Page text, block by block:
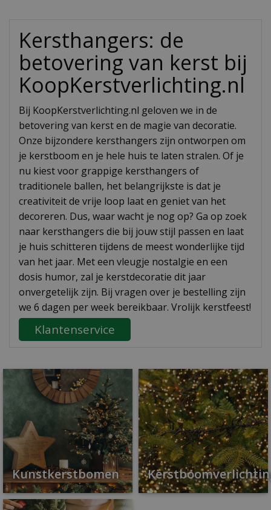
Kersthangers: de
betovering van kerst bij
KoopKerstverlichting.nl
Bij KoopKerstverlichting.nl geloven we in de
betovering van kerst en de magie van decoratie.
Onze bijzondere kersthangers zijn ontworpen om
je kerstboom en je hele huis te laten stralen. Of je
nu kiest voor grappige kersthangers of
traditionele ballen, het belangrijkste is dat je
creativiteit de vrije loop laat en geniet van het
decoreren. Dus, waar wacht je nog op? Ga op zoek
naar kersthangers die bij jouw stijl passen en laat
je huis schitteren tijdens de meest wonderlijke tijd
van het jaar. Met een vleugje nostalgie en een
dosis humor, zal je kerstdecoratie dit jaar
onvergetelijk zijn. Bij vragen over je bestelling zijn
we 6 dagen per week bereikbaar. Vrolijk kerstfeest!
Klantenservice
Kunstkerstbomen